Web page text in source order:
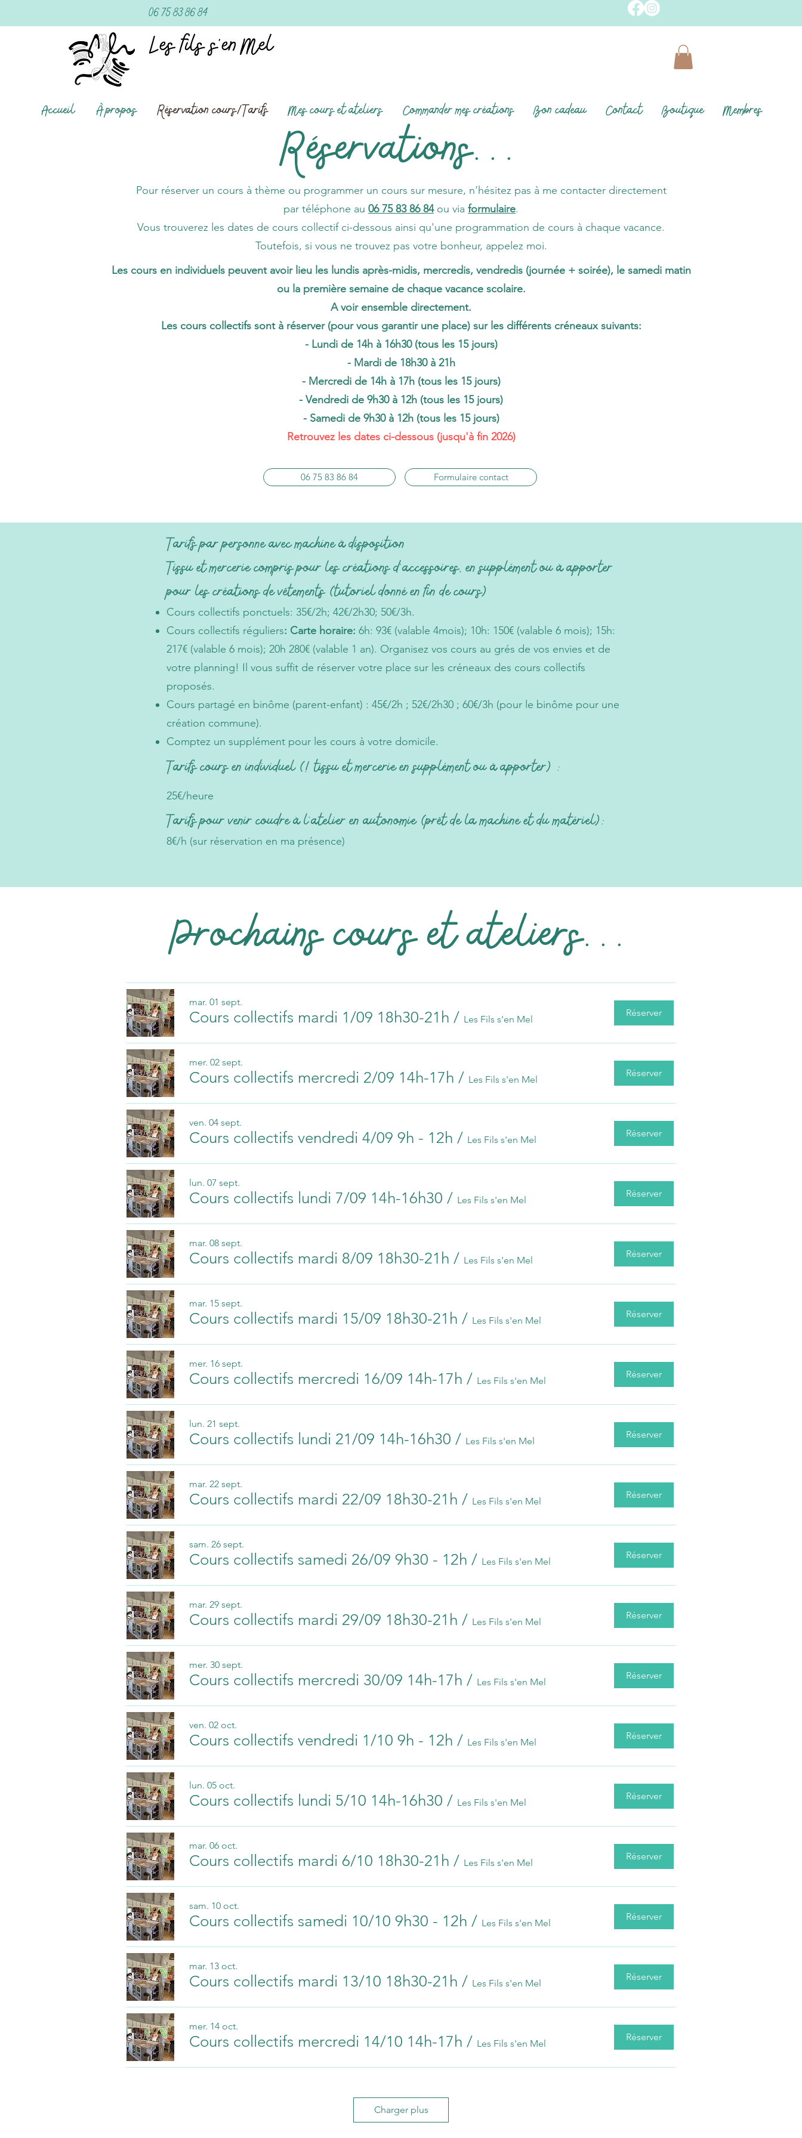
06 75 83 86 84
Accueil À propos Réservation cours/Tarifs Mes cours et ateliers Commander mes créations Bon cadeau Contact Boutique Membres
Réservations...
Pour réserver un cours à thème ou programmer un cours sur mesure, n'hésitez pas à me contacter directement
par téléphone au 06 75 83 86 84ou via formulaire.
Vous trouverez les dates de cours collectif ci-dessous ainsi qu'une programmation de cours à chaque vacance.
Toutefois, si vous ne trouvez pas votre bonheur, appelez moi.
Les cours en individuels peuvent avoir lieu les lundis après-midis, mercredis, vendredis (journée + soirée), le samedi matin
ou la première semaine de chaque vacance scolaire.
A voir ensemble directement.
Les cours collectifs sont à réserver (pour vous garantir une place) sur les différents créneaux suivants:
- Lundi de 14h à 16h30 (tous les 15 jours)
- Mardi de 18h30 à 21h
- Mercredi de 14h à 17h (tous les 15 jours)
- Vendredi de 9h30 à 12h (tous les 15 jours)
- Samedi de 9h30 à 12h (tous les 15 jours)
Retrouvez les dates ci-dessous (jusqu'à fin 2026)​
06 75 83 86 84 Formulaire contact
Tarifs par personne avec machine à disposition
Tissu et mercerie compris pour les créations d'accessoires, en supplément ou à apporter
pour les créations de vêtements (tutoriel donné en fin de cours)
Cours collectifs ponctuels: 35€/2h; 42€/2h30; 50€/3h.
Cours collectifs réguliers: Carte horaire: 6h: 93€ (valable 4mois); 10h: 150€ (valable 6 mois); 15h:
217€ (valable 6 mois); 20h 280€ (valable 1 an). Organisez vos cours au grés de vos envies et de
votre planning! Il vous suffit de réserver votre place sur les créneaux des cours collectifs
proposés.
Cours partagé en binôme (parent-enfant) : 45€/2h ; 52€/2h30 ; 60€/3h (pour le binôme pour une
création commune).
Comptez un supplément pour les cours à votre domicile.
Tarifscours en individuel(! tissu et mercerie en supplément ou à apporter) :
25€/heure
Tarifspour venir coudre à l'atelier en autonomie (prêt de la machine etdumatériel):
8€/h (sur réservation en ma présence)
Prochains cours et ateliers...
mar. 01 sept.
Cours collectifs mardi 1/09 18h30-21h / Les Fils s'en Mel
Réserver
mer. 02 sept.
Cours collectifs mercredi 2/09 14h-17h / Les Fils s'en Mel
Réserver
ven. 04 sept.
Cours collectifs vendredi 4/09 9h - 12h / Les Fils s'en Mel
Réserver
lun. 07 sept.
Cours collectifs lundi 7/09 14h-16h30 / Les Fils s'en Mel
Réserver
mar. 08 sept.
Cours collectifs mardi 8/09 18h30-21h / Les Fils s'en Mel
Réserver
mar. 15 sept.
Cours collectifs mardi 15/09 18h30-21h / Les Fils s'en Mel
Réserver
mer. 16 sept.
Cours collectifs mercredi 16/09 14h-17h / Les Fils s'en Mel
Réserver
lun. 21 sept.
Cours collectifs lundi 21/09 14h-16h30 / Les Fils s'en Mel
Réserver
mar. 22 sept.
Cours collectifs mardi 22/09 18h30-21h / Les Fils s'en Mel
Réserver
sam. 26 sept.
Cours collectifs samedi 26/09 9h30 - 12h / Les Fils s'en Mel
Réserver
mar. 29 sept.
Cours collectifs mardi 29/09 18h30-21h / Les Fils s'en Mel
Réserver
mer. 30 sept.
Cours collectifs mercredi 30/09 14h-17h / Les Fils s'en Mel
Réserver
ven. 02 oct.
Cours collectifs vendredi 1/10 9h - 12h / Les Fils s'en Mel
Réserver
lun. 05 oct.
Cours collectifs lundi 5/10 14h-16h30 / Les Fils s'en Mel
Réserver
mar. 06 oct.
Cours collectifs mardi 6/10 18h30-21h / Les Fils s'en Mel
Réserver
sam. 10 oct.
Cours collectifs samedi 10/10 9h30 - 12h / Les Fils s'en Mel
Réserver
mar. 13 oct.
Cours collectifs mardi 13/10 18h30-21h / Les Fils s'en Mel
Réserver
mer. 14 oct.
Cours collectifs mercredi 14/10 14h-17h / Les Fils s'en Mel
Réserver
Charger plus